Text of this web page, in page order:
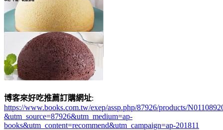
博客來好吃推薦訂購網址:
https://www.books.com.tw/exep/assp.php/87926/products/
&utm_source=87926&utm_medium=ap-
books&utm_content=recommend&utm_campaign=ap-201811